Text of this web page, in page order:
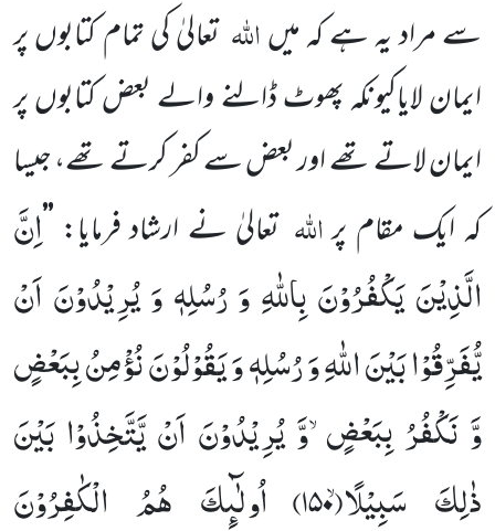
سے مراد یہ ہے کہ میںاللہ تعالیٰ کی تمام کتابوں پر
ایمان لایاکیونکہ پھوٹ ڈالنے والے بعض کتابوں پر
ایمان لاتے تھے اور بعض سے کفر کرتے تھے، جیسا
کہ ایک مقام پراللہ تعالیٰ نے ارشاد فرمایا: ’’اِنَّ
الَّذِیْنَ یَكْفُرُوْنَ بِاللّٰهِ وَ رُسُلِهٖ وَ یُرِیْدُوْنَ اَنْ
یُّفَرِّقُوْا بَیْنَ اللّٰهِ وَ رُسُلِهٖ وَ یَقُوْلُوْنَ نُؤْمِنُ بِبَعْضٍ
وَّ نَكْفُرُ بِبَعْضٍۙ-وَّ یُرِیْدُوْنَ اَنْ یَّتَّخِذُوْا بَیْنَ
ذٰلِكَ سَبِیْلًاۙ(۱۵۰) اُولٰٓىٕكَ هُمُ الْكٰفِرُوْنَ